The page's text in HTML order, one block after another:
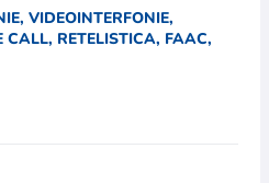
VIDEOINTERFONIE,
CALL, RETELISTICA, FAAC,